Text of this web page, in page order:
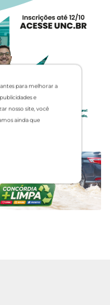
para melhorar a
e
nosso site, você
ainda que